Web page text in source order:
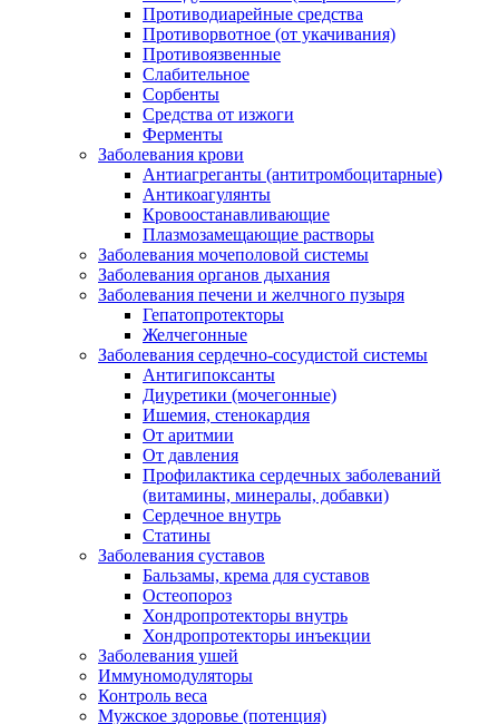
Противодиарейные средства
Противорвотное (от укачивания)
Противоязвенные
Слабительное
Сорбенты
Средства от изжоги
Ферменты
Заболевания крови
Антиагреганты (антитромбоцитарные)
Антикоагулянты
Кровоостанавливающие
Плазмозамещающие растворы
Заболевания мочеполовой системы
Заболевания органов дыхания
Заболевания печени и желчного пузыря
Гепатопротекторы
Желчегонные
Заболевания сердечно-сосудистой системы
Антигипоксанты
Диуретики (мочегонные)
Ишемия, стенокардия
От аритмии
От давления
Профилактика сердечных заболеваний
(витамины, минералы, добавки)
Сердечное внутрь
Статины
Заболевания суставов
Бальзамы, крема для суставов
Остеопороз
Хондропротекторы внутрь
Хондропротекторы инъекции
Заболевания ушей
Иммуномодуляторы
Контроль веса
Мужское здоровье (потенция)